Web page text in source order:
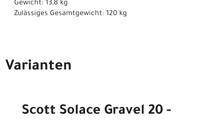
Gewicht: 13,8 kg
Zulässiges Gesamtgewicht: 120 kg
Varianten
Scott Solace Gravel 20 -